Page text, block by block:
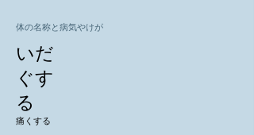
体の名称と病気やけが
いだ
ぐす
る
痛くする